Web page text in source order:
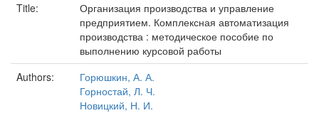
Title:
Организация производства и управление
предприятием. Комплексная автоматизация
производства : методическое пособие по
выполнению курсовой работы
Authors:
Горюшкин, А. А.
Горностай, Л. Ч.
Новицкий, Н. И.